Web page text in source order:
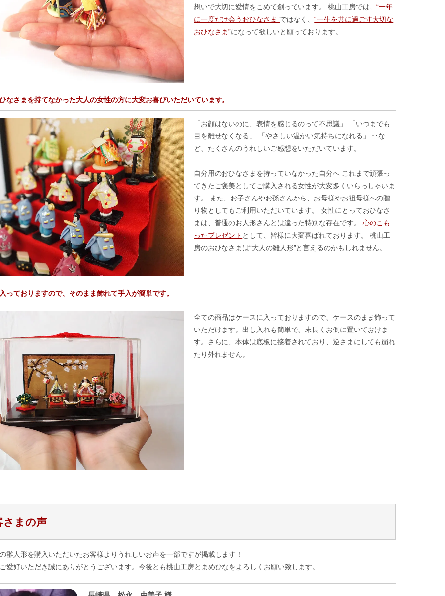
想いで大切に愛情をこめて創っています。 桃山工房では、“一年
に一度だけ会うおひなさま”ではなく、“一生を共に過ごす大切な
おひなさま”になって欲しいと願っております。
なさまを持てなかった大人の女性の方に大変お喜びいただいています。
「お顔はないのに、表情を感じるのって不思議」 「いつまでも
目を離せなくなる」 「やさしい温かい気持ちになれる」 ･･な
ど、たくさんのうれしいご感想をいただいています。
自分用のおひなさまを持っていなかった自分へ これまで頑張っ
てきたご褒美としてご購入される女性が大変多くいらっしゃいま
す。 また、お子さんやお孫さんから、お母様やお祖母様への贈
り物としてもご利用いただいています。 女性にとっておひなさ
まは、普通のお人形さんとは違った特別な存在です。心のこも
ったプレゼント として、皆様に大変喜ばれております。 桃山工
房のおひなさまは“大人の雛人形”と言えるのかもしれません。
っておりますので、そのまま飾れて手入が簡単です。
全ての商品はケースに入っておりますので、ケースのまま飾って
いただけます。出し入れも簡単で、末長くお側に置いておけま
す。さらに、本体は底板に接着されており、逆さまにしても崩れ
たり外れません。
さまの声
雛人形を購入いただいたお客様よりうれしいお声を一部ですが掲載します！
愛好いただき誠にありがとうございます。今後とも桃山工房とまめひなをよろしくお願い致します。